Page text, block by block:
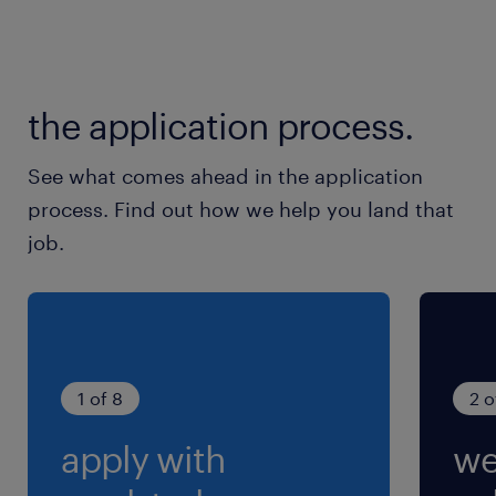
13 del Regolamento (UE) 2016/679 sulla protezione
dei dati (GDPR).
the application process.
See what comes ahead in the application
process. Find out how we help you land that
job.
1 of 8
apply with
2